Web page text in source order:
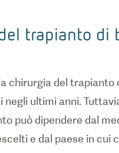
trapianto di
chirurgia del trapianto
negli ultimi anni.
può dipendere dal
e dal paese in cui